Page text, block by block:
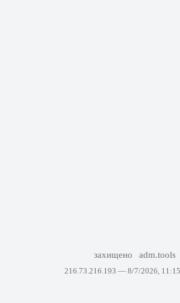
захищено adm.tools
216.73.216.193 — 8/7/2026,